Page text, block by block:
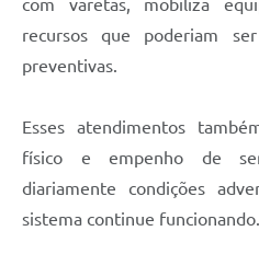
recursos que poderiam
preventivas.
Esses atendimentos
físico e empenho de
diariamente condições
sistema continue funcionando.